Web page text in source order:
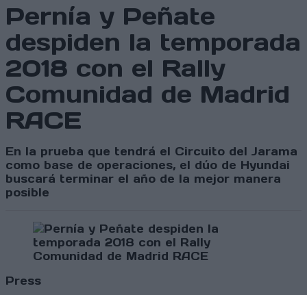
Pernía y Peñate
despiden la temporada
2018 con el Rally
Comunidad de Madrid
RACE
En la prueba que tendrá el Circuito del Jarama
como base de operaciones, el dúo de Hyundai
buscará terminar el año de la mejor manera
posible
Press